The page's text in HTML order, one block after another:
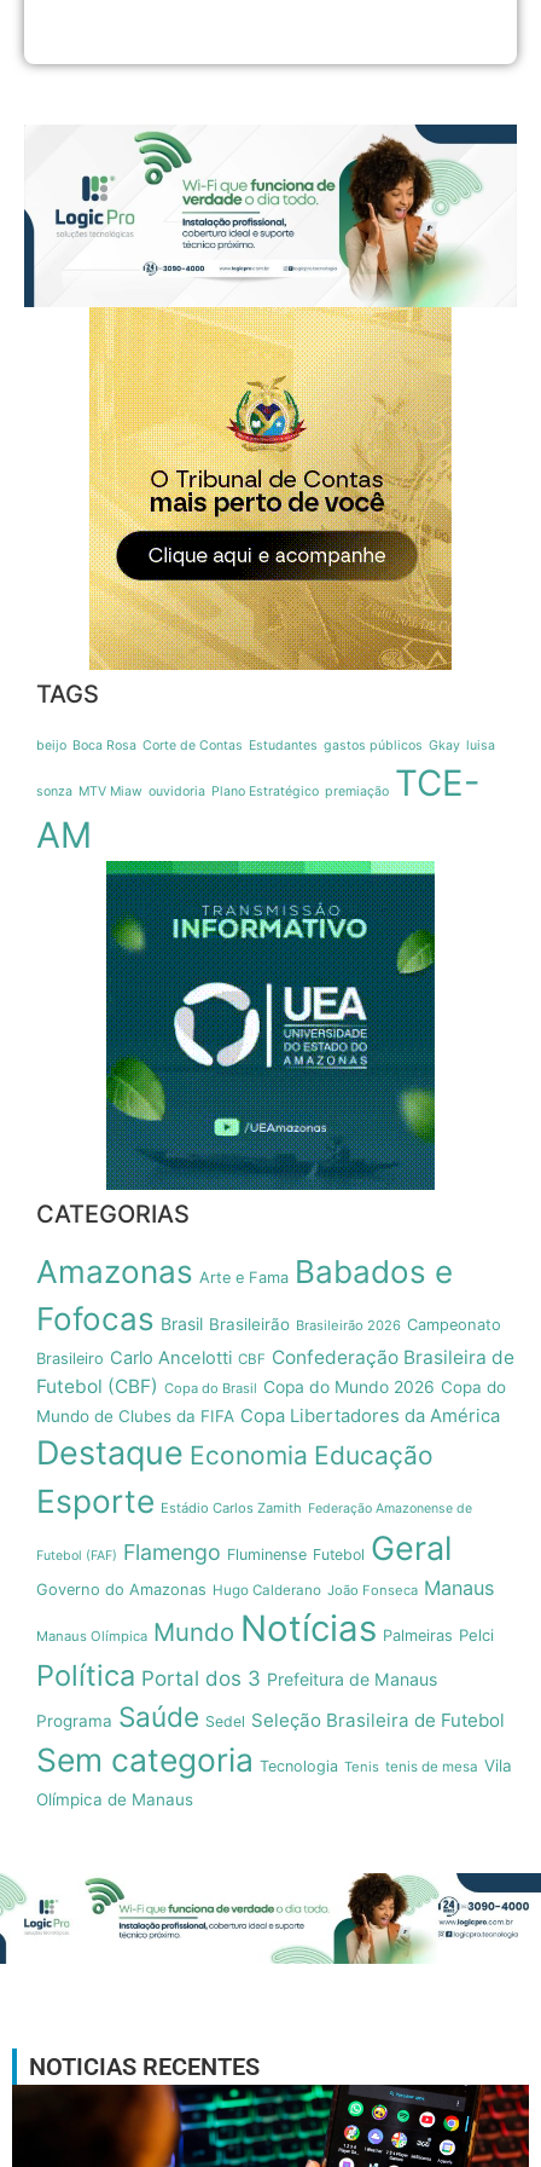
TAGS
beijo Boca Rosa Corte de Contas Estudantes gastos públicos Gkay luisa
sonza MTV Miaw ouvidoria Plano Estratégico premiação TCE-
AM
CATEGORIAS
Amazonas Arte e Fama Babados e
Fofocas Brasil Brasileirão Brasileirão 2026 Campeonato
Brasileiro Carlo Ancelotti CBF Confederação Brasileira de
Futebol (CBF) Copa do Brasil Copa do Mundo 2026 Copa do
Mundo de Clubes da FIFA Copa Libertadores da América
Destaque Economia Educação
Esporte Estádio Carlos Zamith Federação Amazonense de
Futebol (FAF) Flamengo Fluminense Futebol Geral
Governo do Amazonas Hugo Calderano João Fonseca Manaus
Manaus Olímpica Mundo Notícias Palmeiras Pelci
Política Portal dos 3 Prefeitura de Manaus
Programa Saúde Sedel Seleção Brasileira de Futebol
Sem categoria Tecnologia Tenis tenis de mesa Vila
Olímpica de Manaus
NOTICIAS RECENTES